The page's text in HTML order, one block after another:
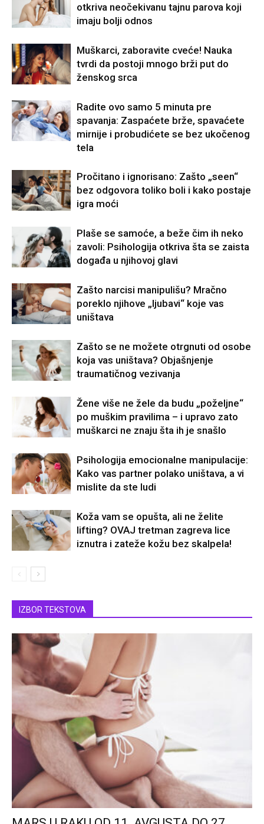
otkriva neočekivanu tajnu parova koji
imaju bolji odnos
Muškarci, zaboravite cveće! Nauka
tvrdi da postoji mnogo brži put do
ženskog srca
Radite ovo samo 5 minuta pre
spavanja: Zaspaćete brže, spavaćete
mirnije i probudićete se bez ukočenog
tela
Pročitano i ignorisano: Zašto „seen“
bez odgovora toliko boli i kako postaje
igra moći
Plaše se samoće, a beže čim ih neko
zavoli: Psihologija otkriva šta se zaista
događa u njihovoj glavi
Zašto narcisi manipulišu? Mračno
poreklo njihove „ljubavi“ koje vas
uništava
Zašto se ne možete otrgnuti od osobe
koja vas uništava? Objašnjenje
traumatičnog vezivanja
Žene više ne žele da budu „poželjne“
po muškim pravilima – i upravo zato
muškarci ne znaju šta ih je snašlo
Psihologija emocionalne manipulacije:
Kako vas partner polako uništava, a vi
mislite da ste ludi
Koža vam se opušta, ali ne želite
lifting? OVAJ tretman zagreva lice
iznutra i zateže kožu bez skalpela!
IZBOR TEKSTOVA